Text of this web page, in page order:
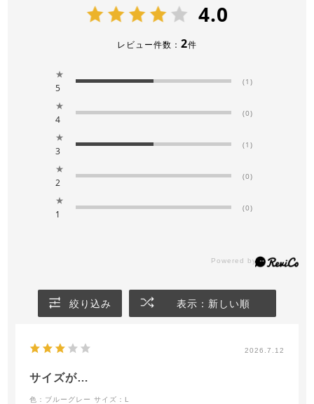
4.0
レビュー件数： 2件
★
5
(1)
★
4
(0)
★
3
(1)
★
2
(0)
★
1
(0)
絞り込み 表示：新しい順
2026.7.12
サイズが…
色：ブルーグレー サイズ：L